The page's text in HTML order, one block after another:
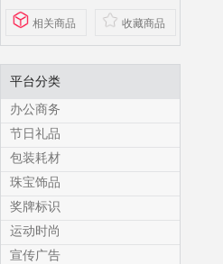
相关商品 收藏商品
平台分类
办公商务
节日礼品
包装耗材
珠宝饰品
奖牌标识
运动时尚
宣传广告